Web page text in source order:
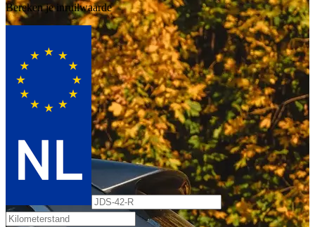
Bereken je inruilwaarde